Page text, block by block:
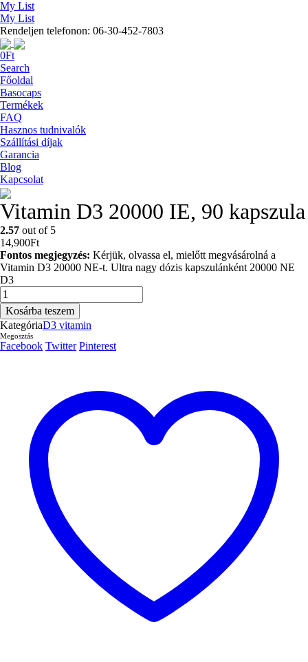
My List
My List
Rendeljen telefonon: 06-30-452-7803
0Ft
Search
Főoldal
Basocaps
Termékek
FAQ
Hasznos tudnivalók
Szállítási díjak
Garancia
Blog
Kapcsolat
Vitamin D3 20000 IE, 90 kapszula
2.57 out of 5
14,900Ft
Fontos megjegyzés: Kérjük, olvassa el, mielőtt megvásárolná a
Vitamin D3 20000 NE-t. Ultra nagy dózis kapszulánként 20000 NE
D3
Vitamin
D3
20000
IE,
90
kapszula
Kosárba teszem
KategóriaD3 vitamin
Megosztás
Facebook Twitter Pinterest